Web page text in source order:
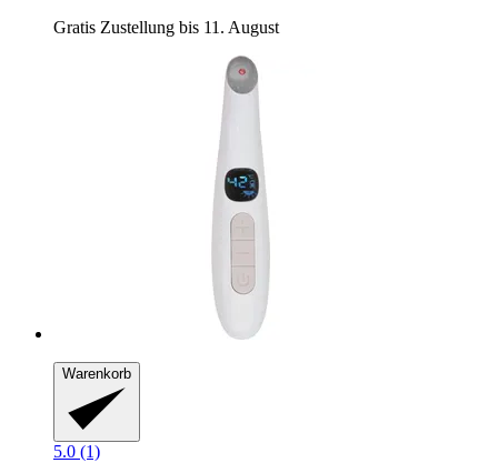
Gratis Zustellung bis 11. August
Warenkorb
5.0 (1)